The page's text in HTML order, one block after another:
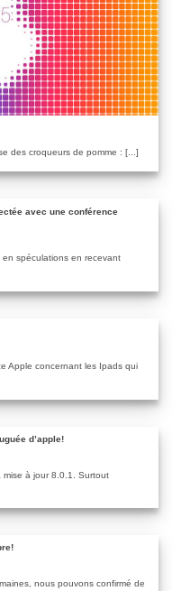
des croqueurs de pomme : [...]
avec une conférence
en spéculations en recevant
Apple concernant les Ipads qui
d’apple!
mise à jour 8.0.1. Surtout
nous pouvons confirmé de